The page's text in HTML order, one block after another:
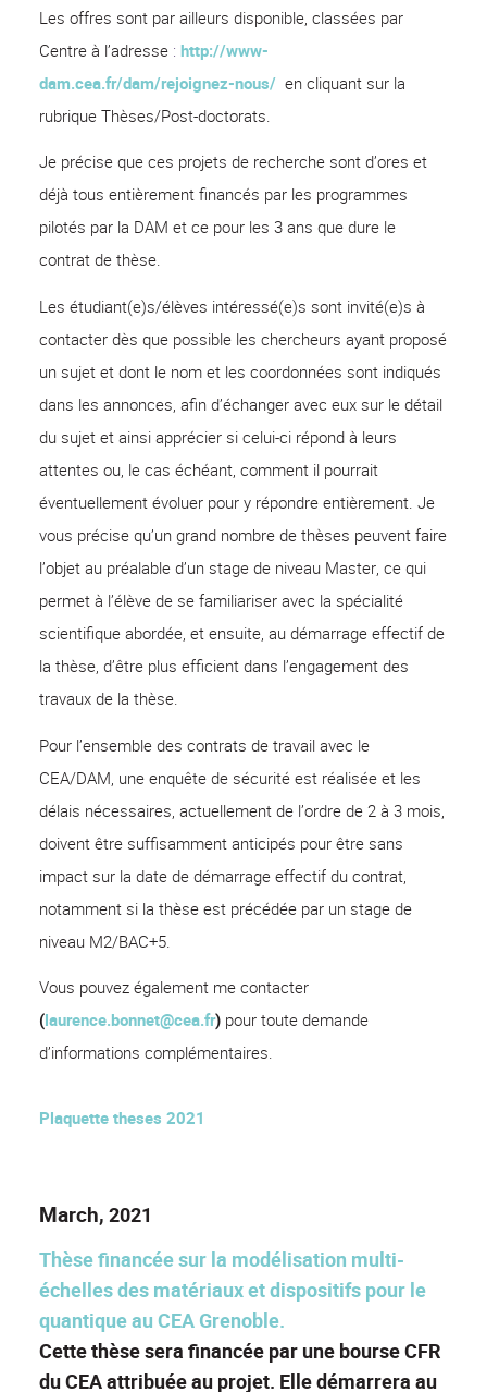
Les offres sont par ailleurs disponible, classées par
Centre à l’adresse : http://www-
dam.cea.fr/dam/rejoignez-nous/ en cliquant sur la
rubrique Thèses/Post-doctorats.
Je précise que ces projets de recherche sont d’ores et
déjà tous entièrement financés par les programmes
pilotés par la DAM et ce pour les 3 ans que dure le
contrat de thèse.
Les étudiant(e)s/élèves intéressé(e)s sont invité(e)s à
contacter dès que possible les chercheurs ayant proposé
un sujet et dont le nom et les coordonnées sont indiqués
dans les annonces, afin d’échanger avec eux sur le détail
du sujet et ainsi apprécier si celui-ci répond à leurs
attentes ou, le cas échéant, comment il pourrait
éventuellement évoluer pour y répondre entièrement. Je
vous précise qu’un grand nombre de thèses peuvent faire
l’objet au préalable d’un stage de niveau Master, ce qui
permet à l’élève de se familiariser avec la spécialité
scientifique abordée, et ensuite, au démarrage effectif de
la thèse, d’être plus efficient dans l’engagement des
travaux de la thèse.
Pour l’ensemble des contrats de travail avec le
CEA/DAM, une enquête de sécurité est réalisée et les
délais nécessaires, actuellement de l’ordre de 2 à 3 mois,
doivent être suffisamment anticipés pour être sans
impact sur la date de démarrage effectif du contrat,
notamment si la thèse est précédée par un stage de
niveau M2/BAC+5.
Vous pouvez également me contacter
(laurence.bonnet@cea.fr) pour toute demande
d’informations complémentaires.
Plaquette theses 2021
March, 2021
Thèse financée sur la modélisation multi-
échelles des matériaux et dispositifs pour le
quantique au CEA Grenoble.
Cette thèse sera financée par une bourse CFR
du CEA attribuée au projet. Elle démarrera au